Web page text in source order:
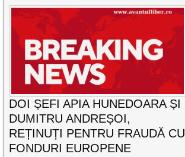
DOI ȘEFI APIA HUNEDOARA ȘI
DUMITRU ANDREȘOI,
REȚINUȚI PENTRU FRAUDĂ CU
FONDURI EUROPENE